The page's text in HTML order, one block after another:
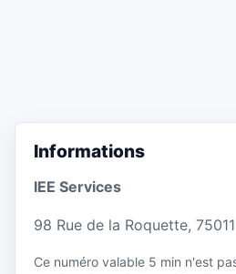
Informations
IEE Services
98 Rue de la Roquette,
Ce numéro valable 5 min n'est